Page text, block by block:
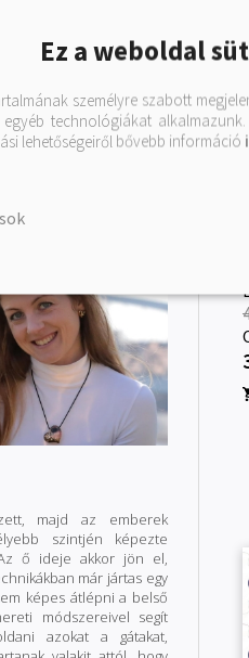
majd az emberek
szintjén képezte
ő ideje akkor jön el,
már jártas egy
képes átlépni a belső
módszereivel segít
azokat a gátakat,
Ez a weboldal
személyre szabott
technológiákat
lehetőségeiről bővebb információ